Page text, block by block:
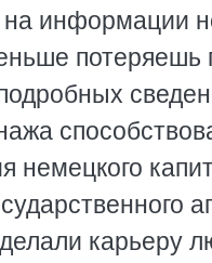
информации
потеряешь
немецкого
карьеру